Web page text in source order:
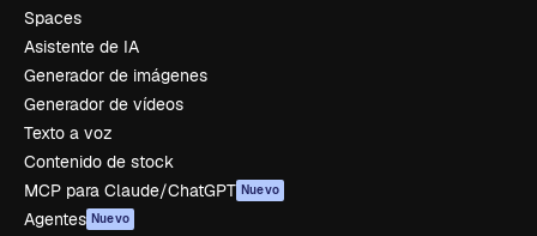
Spaces
Asistente de IA
Generador de imágenes
Generador de vídeos
Texto a voz
Contenido de stock
MCP para Claude/ChatGPT Nuevo
Agentes Nuevo